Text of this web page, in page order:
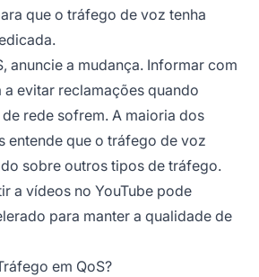
que o tráfego de voz tenha
anuncie a mudança. Informar com
evitar reclamações quando
rede sofrem. A maioria dos
entende que o tráfego de voz
sobre outros tipos de tráfego.
a vídeos no YouTube pode
para manter a qualidade de
em QoS?